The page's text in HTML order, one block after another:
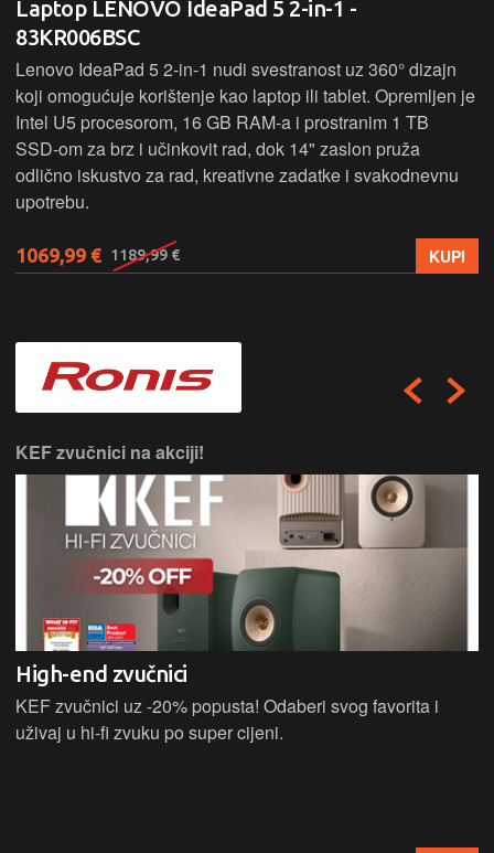
Laptop LENOVO IdeaPad 5 2-in-1 -
83KR006BSC
Lenovo IdeaPad 5 2‑in‑1 nudi svestranost uz 360° dizajn
koji omogućuje korištenje kao laptop ili tablet. Opremljen je
Intel U5 procesorom, 16 GB RAM-a i prostranim 1 TB
SSD‑om za brz i učinkovit rad, dok 14" zaslon pruža
odlično iskustvo za rad, kreativne zadatke i svakodnevnu
upotrebu.
1069,99 € 1189,99 € KUPI
KEF zvučnici na akciji!
High-end zvučnici
KEF zvučnici uz -20% popusta! Odaberi svog favorita i
uživaj u hi-fi zvuku po super cijeni.